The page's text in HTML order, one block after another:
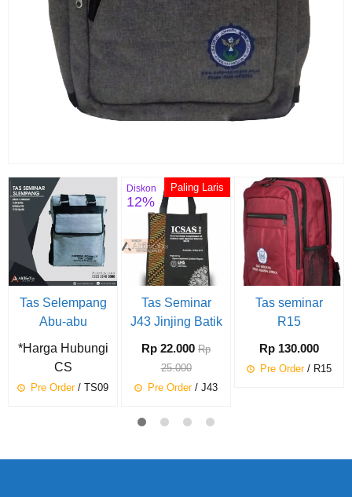
Tas Selempang
Abu-abu
*Harga Hubungi
CS
Pre Order/ TS09
Paling Laris
Diskon
12%
Tas Seminar
J43 Jinjing Batik
Rp 22.000 Rp
25.000
Pre Order/ J43
Tas seminar
R15
Rp 130.000
Pre Order/ R15